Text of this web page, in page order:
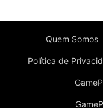
Quem Somos
Política de